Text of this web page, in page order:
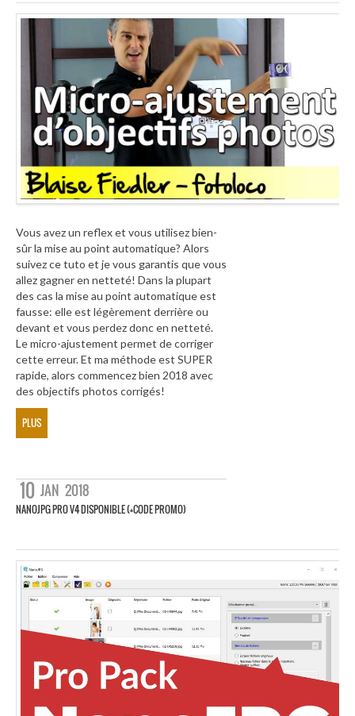
Vous avez un reflex et vous utilisez bien-
sûr la mise au point automatique? Alors
suivez ce tuto et je vous garantis que vous
allez gagner en netteté! Dans la plupart
des cas la mise au point automatique est
fausse: elle est légèrement derrière ou
devant et vous perdez donc en netteté.
Le micro-ajustement permet de corriger
cette erreur. Et ma méthode est SUPER
rapide, alors commencez bien 2018 avec
des objectifs photos corrigés!
PLUS
10 JAN 2018
NANOJPG PRO V4 DISPONIBLE (+CODE PROMO)